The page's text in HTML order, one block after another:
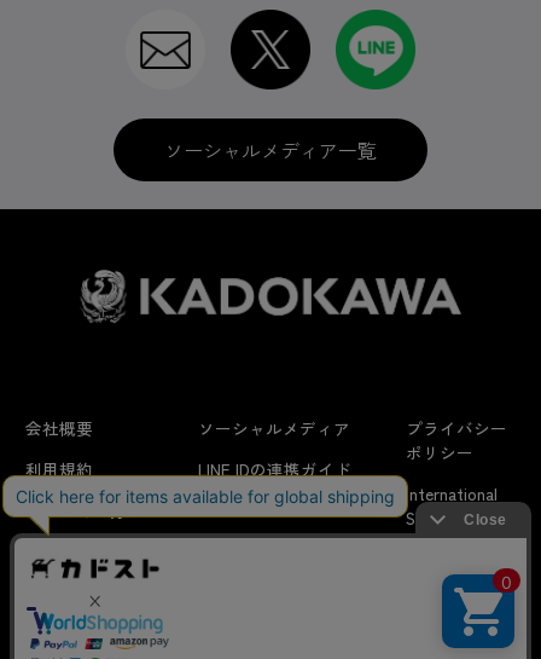
ソーシャルメディア一覧
会社概要
利用規約
はじめての方へ
ソーシャルメディア
LINE IDの連携ガイド
FAQ
プライバシー
ポリシー
International
Shipping
リクエスト
当サイトでは利用体験の向上およびコンテンツの最適な提供、ト
ラフィックの分析を目的としてCookieを使用しています。
サイトの閲覧を継続された場合、Cookieの利用に同意したことも
のといたします。